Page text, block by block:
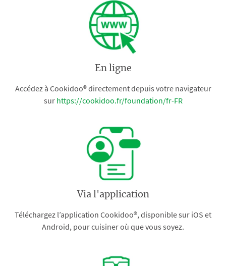
En ligne
Accédez à Cookidoo® directement depuis votre navigateur
sur https://cookidoo.fr/foundation/fr-FR
Via l'application
Téléchargez l’application Cookidoo®, disponible sur iOS et
Android, pour cuisiner où que vous soyez.